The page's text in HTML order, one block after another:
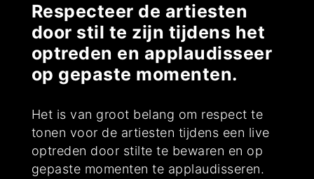
Respecteer de artiesten
door stil te zijn tijdens het
optreden en applaudisseer
op gepaste momenten.
Het is van groot belang om respect te
tonen voor de artiesten tijdens een live
optreden door stilte te bewaren en op
gepaste momenten te applaudisseren.